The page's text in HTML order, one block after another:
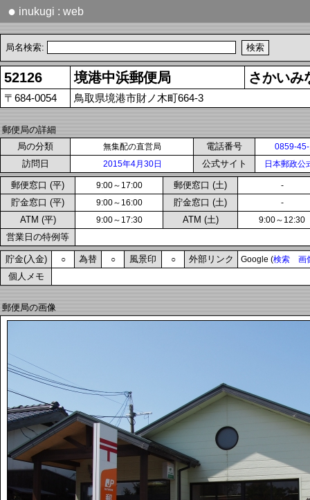
● inukugi : web
局名検索:
52126 境港中浜郵便局 さかいみ
〒684-0054 鳥取県境港市財ノ木町664-3
郵便局の詳細
局の分類
無集配の直営局 電話番号 0859-
訪問日 2015年4月30日 公式サイト 日本郵政公
郵便窓口 (平) 9:00～17:00 郵便窓口 (土) -
貯金窓口 (平) 9:00～16:00 貯金窓口 (土) -
ATM (平) 9:00～17:30 ATM (土) 9:00～12:30
営業日の特例等
貯金(入金) ○ 為替 ○ 風景印 ○ 外部リンク Google (検索 画
個人メモ
郵便局の画像